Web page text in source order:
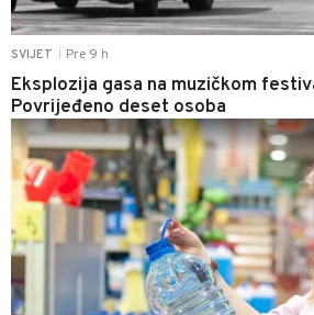
SVIJET Pre 9 h
Eksplozija gasa na muzičkom
Povrijeđeno deset osoba